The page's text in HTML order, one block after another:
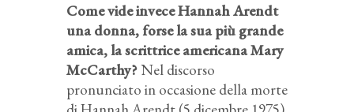
Come vide invece Hannah Arendt
una donna, forse la sua più grande
amica, la scrittrice americana Mary
McCarthy?Nel discorso
pronunciato in occasione della morte